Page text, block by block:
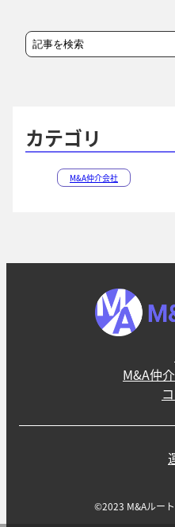
検
索
カテゴリ
M&A仲介会社
M&A仲
©2023 M&Aルー